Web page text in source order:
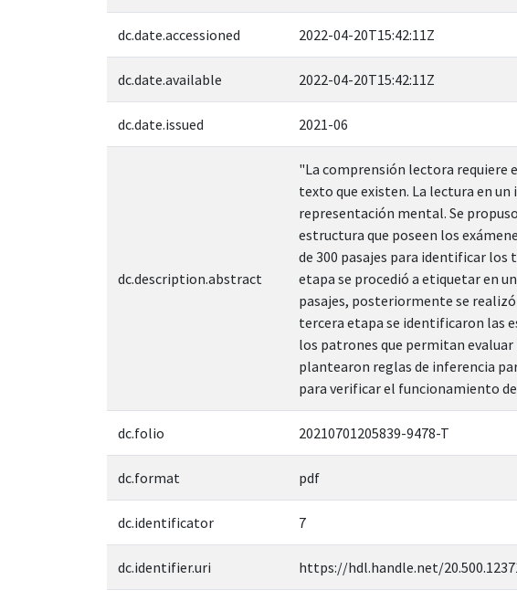
dc.date.accessioned 2022-04-20T15:42:11Z
dc.date.available 2022-04-20T15:42:11Z
dc.date.issued 2021-06
dc.description.abstract
"La comprensión lectora requiere
texto que existen. La lectura en
representación mental. Se
estructura que poseen los
de 300 pasajes para identificar los
etapa se procedió a etiquetar en
pasajes, posteriormente se
tercera etapa se identificaron las
los patrones que permitan
plantearon reglas de inferencia
para verificar el funcionamiento
dc.folio 20210701205839-9478-T
dc.format pdf
dc.identificator 7
dc.identifier.uri https://hdl.handle.net/